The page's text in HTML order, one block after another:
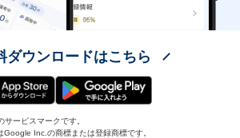
ダウンロードはこちら
ービスマークです。
Inc.の商標または登録商標です。